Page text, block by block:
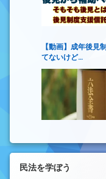
【動画】成年後見
てないけど…
民法を学ぼう